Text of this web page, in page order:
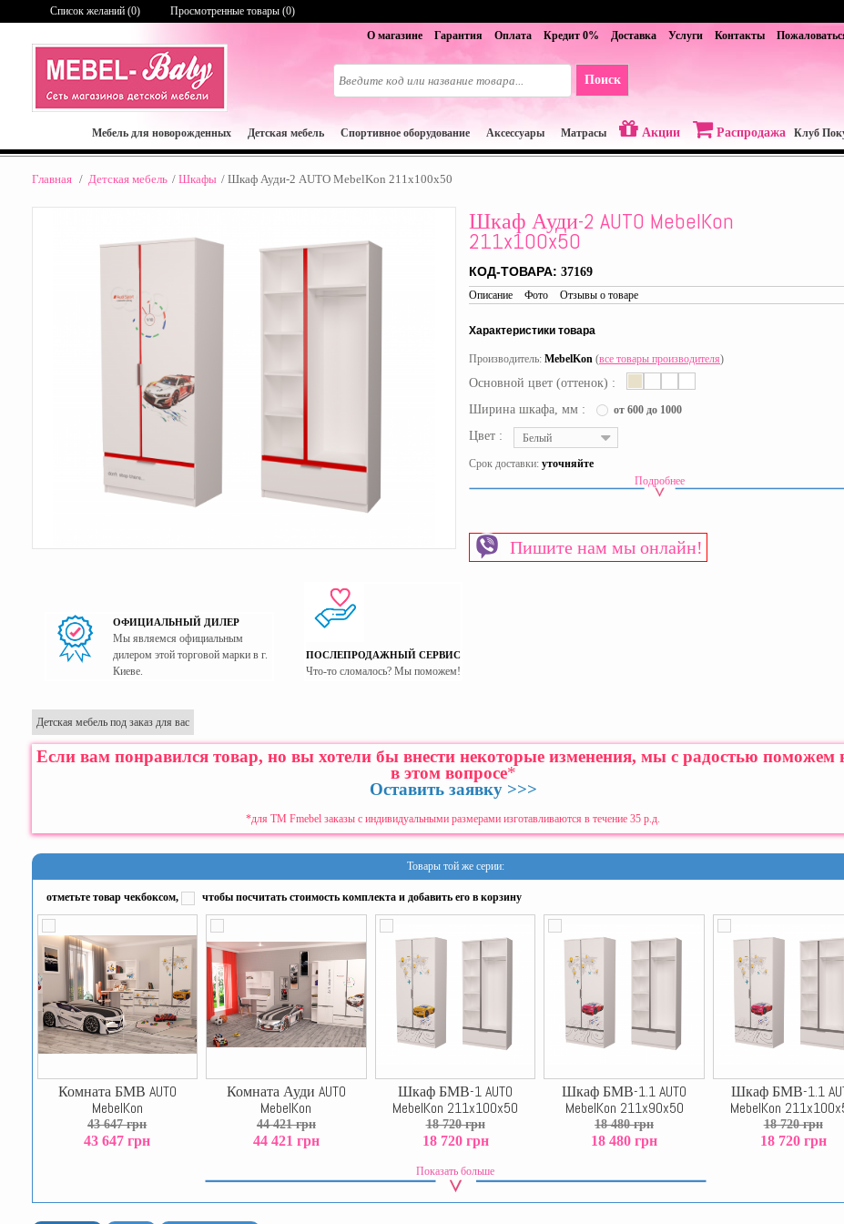
О магазине Гарантия Оплата Кредит 0% Доставка Услуги Контакты
Список желаний (0) Просмотренные товары (0)
Мебель для новорожденных Детская мебель Спортивное оборудование Аксессуары Матрасы Акции Распродажа Клуб
Главная / Детская мебель / Шкафы / Шкаф Ауди-2 AUTO MebelKon 211x100x50
Шкаф Ауди-2 AUTO MebelKon
211x100x50
КОД-ТОВАРА: 37169
Описание Фото Отзывы о товаре
Характеристики товара
Производитель: MebelKon (все товары производителя)
Основной цвет (оттенок) :
Ширина шкафа, мм :
от 600 до 1000
Цвет :
Белый
Срок доставки: уточняйте
Вид шкафа Двухдверный
Материал изготовления фасада ЛДСП
Пол Универсальный
Подробнее
Пишите нам мы онлайн!
ОФИЦИАЛЬНЫЙ ДИЛЕР
Мы являемся официальным
дилером этой торговой марки в г.
Киеве.
ПОСЛЕПРОДАЖНЫЙ СЕРВИС
Что-то сломалось? Мы поможем!
Детская мебель под заказ для вас
Если вам понравился товар, но вы хотели бы внести некоторые изменения, мы с радостью поможем
в этом вопросе*
Оставить заявку >>>
*для ТМ Fmebel заказы с индивидуальными размерами изготавливаются в течение 35 р.д.
Товары той же серии:
отметьте товар чекбоксом, чтобы посчитать стоимость комплекта и добавить его в корзину
Комната БМВ AUTO
MebelKon
43 647 грн
43 647 грн
Комната Ауди AUTO
MebelKon
44 421 грн
44 421 грн
Шкаф БМВ-1 AUTO
MebelKon 211x100x50
18 720 грн
18 720 грн
Шкаф БМВ-1.1 AUTO
MebelKon 211x90x50
18 480 грн
18 480 грн
Шкаф БМВ-1.1
MebelKon
18 720 грн
18 720 грн
Показать больше